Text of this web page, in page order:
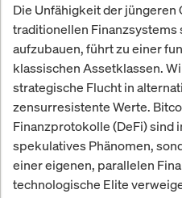
Die Unfähigkeit der
traditionellen
aufzubauen, führt zu einer
klassischen Assetklassen.
strategische Flucht in
zensurresistente Werte.
Finanzprotokolle (DeFi) sind
spekulatives Phänomen,
einer eigenen, parallelen
technologische Elite